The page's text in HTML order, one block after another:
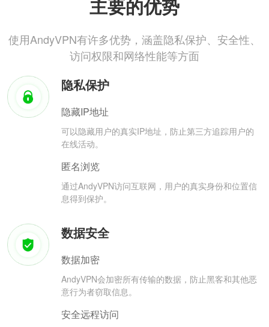
主要的优势
使用AndyVPN有许多优势，涵盖隐私保护、安全性、
访问权限和网络性能等方面
隐私保护
隐藏IP地址
可以隐藏用户的真实IP地址，防止第三方追踪用户的
在线活动。
匿名浏览
通过AndyVPN访问互联网，用户的真实身份和位置信
息得到保护。
数据安全
数据加密
AndyVPN会加密所有传输的数据，防止黑客和其他恶
意行为者窃取信息。
安全远程访问